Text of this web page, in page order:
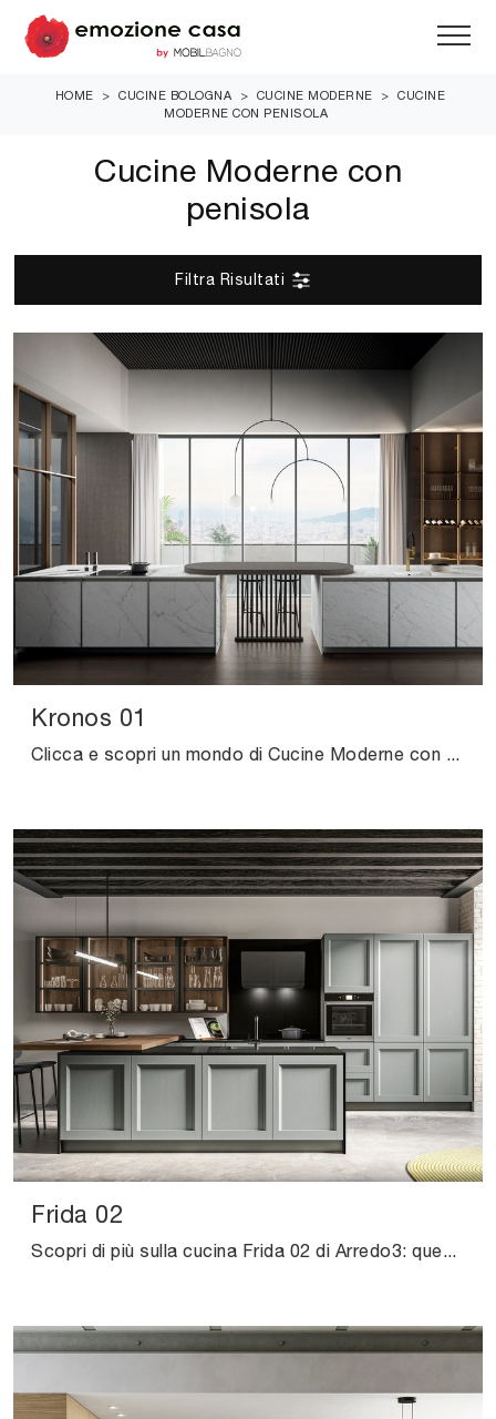
HOME > CUCINE BOLOGNA > CUCINE MODERNE >
CUCINE
MODERNE CON PENISOLA
Cucine Moderne con
penisola
Filtra Risultati
Kronos 01
Clicca e scopri un mondo di Cucine Moderne con penisola: la cucina Kronos 01 Arredo3 in gres ti aspetta!
Frida 02
Scopri di più sulla cucina Frida 02 di Arredo3: questa soluzione in laccato opaco sarà l'acquisto ideale per te!